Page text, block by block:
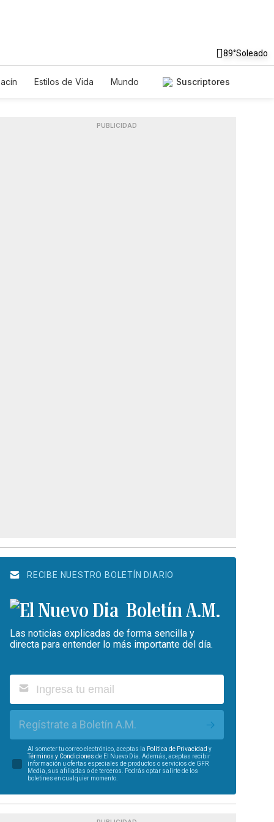
89°Soleado
Estilos de Vida
Mundo
Suscriptores
PUBLICIDAD
RECIBE NUESTRO BOLETÍN DIARIO
Boletín A.M.
Las noticias explicadas de forma sencilla y
directa para entender lo más importante del día.
Regístrate a Boletín A.M.
Al someter tu correo electrónico, aceptas la Política de Privacidad y
Términos y Condiciones de El Nuevo Día. Además, aceptas recibir
información u ofertas especiales de productos o servicios de GFR
Media, sus afiliadas o de terceros. Podrás optar salirte de los
boletines en cualquier momento.